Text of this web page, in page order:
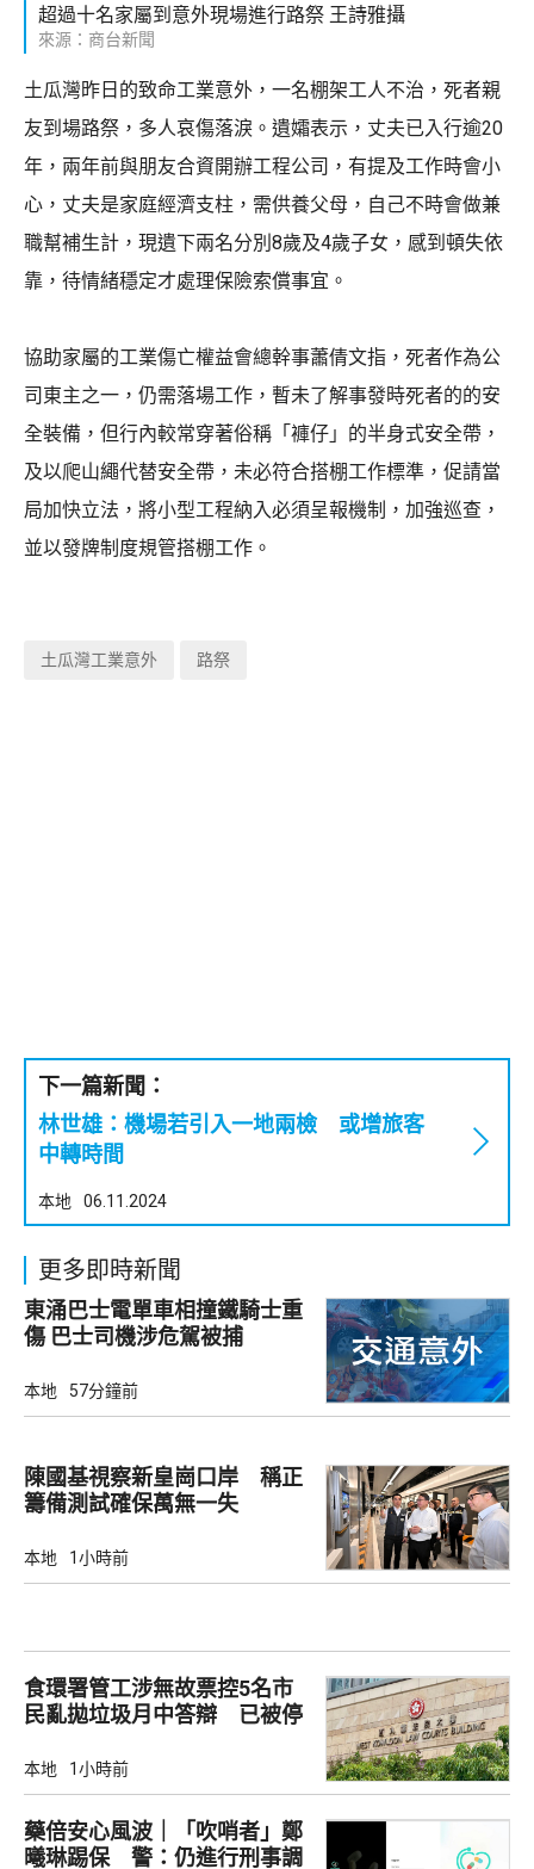
超過十名家屬到意外現場進行路祭 王詩雅攝
來源：商台新聞
土瓜灣昨日的致命工業意外，一名棚架工人不治，死者親
友到場路祭，多人哀傷落淚。遺孀表示，丈夫已入行逾20
年，兩年前與朋友合資開辦工程公司，有提及工作時會小
心，丈夫是家庭經濟支柱，需供養父母，自己不時會做兼
職幫補生計，現遺下兩名分別8歲及4歲子女，感到頓失依
靠，待情緒穩定才處理保險索償事宜。
協助家屬的工業傷亡權益會總幹事蕭倩文指，死者作為公
司東主之一，仍需落場工作，暫未了解事發時死者的的安
全裝備，但行內較常穿著俗稱「褲仔」的半身式安全帶，
及以爬山繩代替安全帶，未必符合搭棚工作標準，促請當
局加快立法，將小型工程納入必須呈報機制，加強巡查，
並以發牌制度規管搭棚工作。
土瓜灣工業意外 路祭
下一篇新聞：
林世雄：機場若引入一地兩檢 或增旅客
中轉時間
本地 06.11.2024
更多即時新聞
東涌巴士電單車相撞鐵騎士重
傷 巴士司機涉危駕被捕
本地 57分鐘前
陳國基視察新皇崗口岸 稱正
籌備測試確保萬無一失
本地 1小時前
食環署管工涉無故票控5名市
民亂拋垃圾月中答辯 已被停
本地 1小時前
藥倍安心風波｜「吹哨者」鄭
曦琳踢保 警：仍進行刑事調